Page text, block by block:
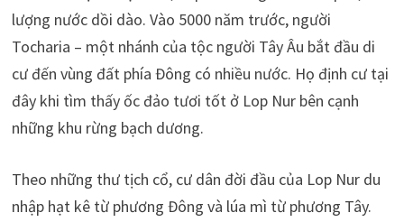
lượng nước dồi dào. Vào 5000 năm trước, người
Tocharia – một nhánh của tộc người Tây Âu bắt đầu di
cư đến vùng đất phía Đông có nhiều nước. Họ định cư tại
đây khi tìm thấy ốc đảo tươi tốt ở Lop Nur bên cạnh
những khu rừng bạch dương.
Theo những thư tịch cổ, cư dân đời đầu của Lop Nur du
nhập hạt kê từ phương Đông và lúa mì từ phương Tây.